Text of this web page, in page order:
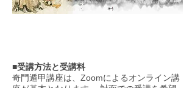
​■受講方法と受講料
奇門遁甲講座は、Zoomによるオンライン講